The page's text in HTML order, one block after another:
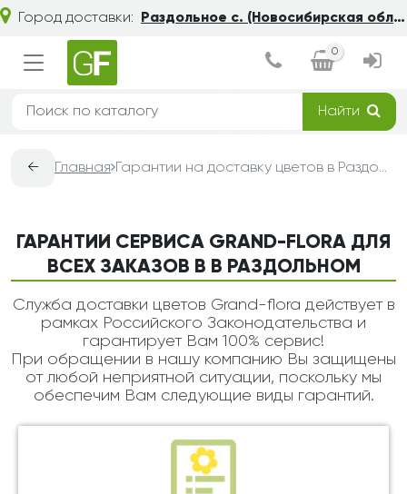
Город доставки: Раздольное с. (Новосибирская обл.)
0
Найти
← Главная Гарантии на доставку цветов в Раздольном — Grand-Flora
ГАРАНТИИ СЕРВИСА GRAND-FLORA ДЛЯ
ВСЕХ ЗАКАЗОВ В В РАЗДОЛЬНОМ
Служба доставки цветов Grand-flora действует в
рамках Российского Законодательства и
гарантирует Вам 100% сервис!
При обращении в нашу компанию Вы защищены
от любой неприятной ситуации, поскольку мы
обеспечим Вам следующие виды гарантий.